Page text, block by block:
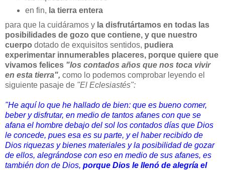
en fin, la tierra entera
para que la cuidáramos y la disfrutártamos en todas las
posibilidades de gozo que contiene, y que nuestro
cuerpo dotado de exquisitos sentidos, pudiera
experimentar innumerables placeres, porque quiere que
vivamos felices "los contados años que nos toca vivir
en esta tierra", como lo podemos comprobar leyendo el
siguiente pasaje de "El Eclesiastés":
"He aquí lo que he hallado de bien: que es bueno comer,
beber y disfrutar, en medio de tantos afanes con que se
afana el hombre debajo del sol los contados días que Dios
le concede, pues esa es su parte, y el haber recibido de
Dios riquezas y bienes materiales y la posibilidad de gozar
de ellos, alegrándose con eso en medio de sus afanes, es
también don de Dios, porque Dios le llenó de alegría el